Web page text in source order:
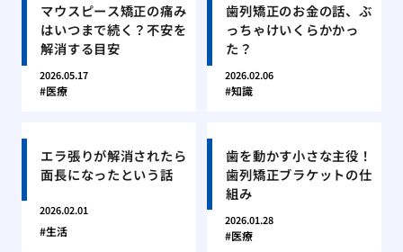
マウスピース矯正の痛み
はいつまで続く？不安を
解消する目安
2026.05.17
医療
歯列矯正のお金の話、ぶ
っちゃけいくらかかっ
た？
2026.02.06
知識
エラ張りが解消されたら
面長になったという話
2026.02.01
生活
歯を動かす小さな主役！
歯列矯正ブラケットの仕
組み
2026.01.28
医療